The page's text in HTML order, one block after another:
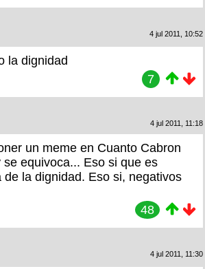
4 jul 2011, 10:52
la dignidad
7
4 jul 2011, 11:18
un meme en Cuanto Cabron
equivoca... Eso si que es
de la dignidad. Eso si, negativos
48
4 jul 2011, 11:30